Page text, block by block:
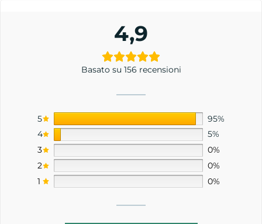
4,9
Basato su 156 recensioni
5
95%
4
5%
3
0%
2
0%
1
0%